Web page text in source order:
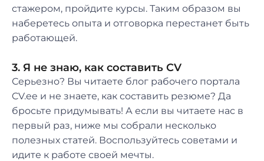
стажером, пройдите курсы. Таким образом вы
наберетесь опыта и отговорка перестанет быть
работающей.
3. Я не знаю, как составить CV
Серьезно? Вы читаете блог рабочего портала
CV.ee и не знаете, как составить резюме? Да
бросьте придумывать! А если вы читаете нас в
первый раз, ниже мы собрали несколько
полезных статей. Воспользуйтесь советами и
идите к работе своей мечты.